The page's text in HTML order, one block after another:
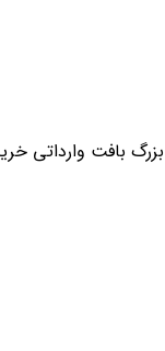
بافت وارداتی